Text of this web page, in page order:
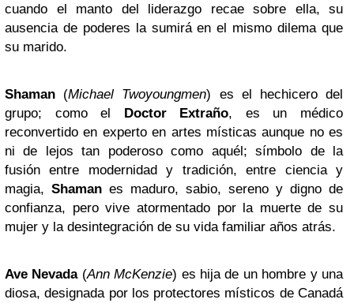
cuando el manto del liderazgo recae sobre ella, su
ausencia de poderes la sumirá en el mismo dilema que
su marido.
Shaman (Michael Twoyoungmen) es el hechicero del
grupo; como el Doctor Extraño, es un médico
reconvertido en experto en artes místicas aunque no es
ni de lejos tan poderoso como aquél; símbolo de la
fusión entre modernidad y tradición, entre ciencia y
magia, Shaman es maduro, sabio, sereno y digno de
confianza, pero vive atormentado por la muerte de su
mujer y la desintegración de su vida familiar años atrás.
Ave Nevada(Ann McKenzie) es hija de un hombre y una
diosa, designada por los protectores místicos de Canadá